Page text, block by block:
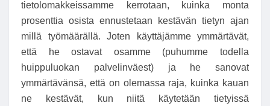
tietolomakkeissamme kerrotaan, kuinka monta
prosenttia osista ennustetaan kestävän tietyn ajan
millä työmäärällä. Joten käyttäjämme ymmärtävät,
että he ostavat osamme (puhumme todella
huippuluokan palvelinväest) ja he sanovat
ymmärtävänsä, että on olemassa raja, kuinka kauan
ne kestävät, kun niitä käytetään tietyissä